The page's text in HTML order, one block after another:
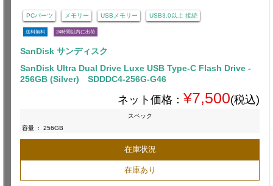
PCパーツ メモリー USBメモリー USB3.0以上 接続
送料無料 24時間以内に出荷
SanDisk サンディスク
SanDisk Ultra Dual Drive Luxe USB Type-C Flash Drive -
256GB (Silver) SDDDC4-256G-G46
ネット価格： ¥7,500(税込)
スペック
容量 : 256GB
在庫状況
在庫あり